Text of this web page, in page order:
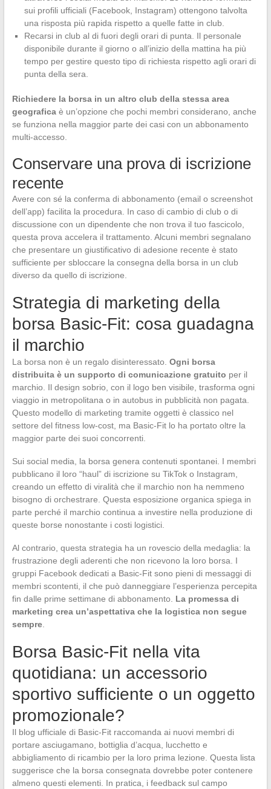
sui profili ufficiali (Facebook, Instagram) ottengono talvolta
una risposta più rapida rispetto a quelle fatte in club.
Recarsi in club al di fuori degli orari di punta. Il personale
disponibile durante il giorno o all’inizio della mattina ha più
tempo per gestire questo tipo di richiesta rispetto agli orari di
punta della sera.
Richiedere la borsa in un altro club della stessa area
geograficaè un’opzione che pochi membri considerano, anche
se funziona nella maggior parte dei casi con un abbonamento
multi-accesso.
Conservare una prova di iscrizione
recente
Avere con sé la conferma di abbonamento (email o screenshot
dell’app) facilita la procedura. In caso di cambio di club o di
discussione con un dipendente che non trova il tuo fascicolo,
questa prova accelera il trattamento. Alcuni membri segnalano
che presentare un giustificativo di adesione recente è stato
sufficiente per sbloccare la consegna della borsa in un club
diverso da quello di iscrizione.
Strategia di marketing della
borsa Basic-Fit: cosa guadagna
il marchio
La borsa non è un regalo disinteressato. Ogni borsa
distribuita è un supporto di comunicazione gratuito per il
marchio. Il design sobrio, con il logo ben visibile, trasforma ogni
viaggio in metropolitana o in autobus in pubblicità non pagata.
Questo modello di marketing tramite oggetti è classico nel
settore del fitness low-cost, ma Basic-Fit lo ha portato oltre la
maggior parte dei suoi concorrenti.
Sui social media, la borsa genera contenuti spontanei. I membri
pubblicano il loro “haul” di iscrizione su TikTok o Instagram,
creando un effetto di viralità che il marchio non ha nemmeno
bisogno di orchestrare. Questa esposizione organica spiega in
parte perché il marchio continua a investire nella produzione di
queste borse nonostante i costi logistici.
Al contrario, questa strategia ha un rovescio della medaglia: la
frustrazione degli aderenti che non ricevono la loro borsa. I
gruppi Facebook dedicati a Basic-Fit sono pieni di messaggi di
membri scontenti, il che può danneggiare l’esperienza percepita
fin dalle prime settimane di abbonamento. La promessa di
marketing crea un’aspettativa che la logistica non segue
sempre.
Borsa Basic-Fit nella vita
quotidiana: un accessorio
sportivo sufficiente o un oggetto
promozionale?
Il blog ufficiale di Basic-Fit raccomanda ai nuovi membri di
portare asciugamano, bottiglia d’acqua, lucchetto e
abbigliamento di ricambio per la loro prima lezione. Questa lista
suggerisce che la borsa consegnata dovrebbe poter contenere
almeno questi elementi. In pratica, i feedback sul campo